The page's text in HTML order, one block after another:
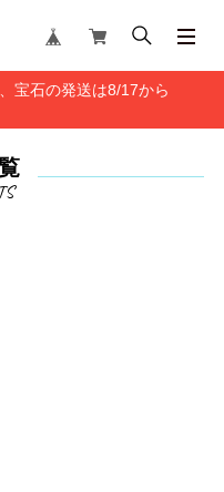
宝石の発送は8/17から